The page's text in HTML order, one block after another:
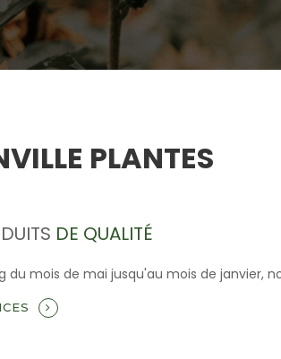
PLANTES
DE QUALITÉ
du mois de mai jusqu'au mois de janvier,